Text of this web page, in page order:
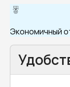
Экономичный